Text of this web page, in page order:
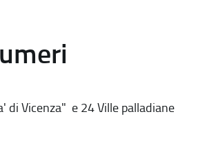
di Vicenza" e 24 Ville palladiane